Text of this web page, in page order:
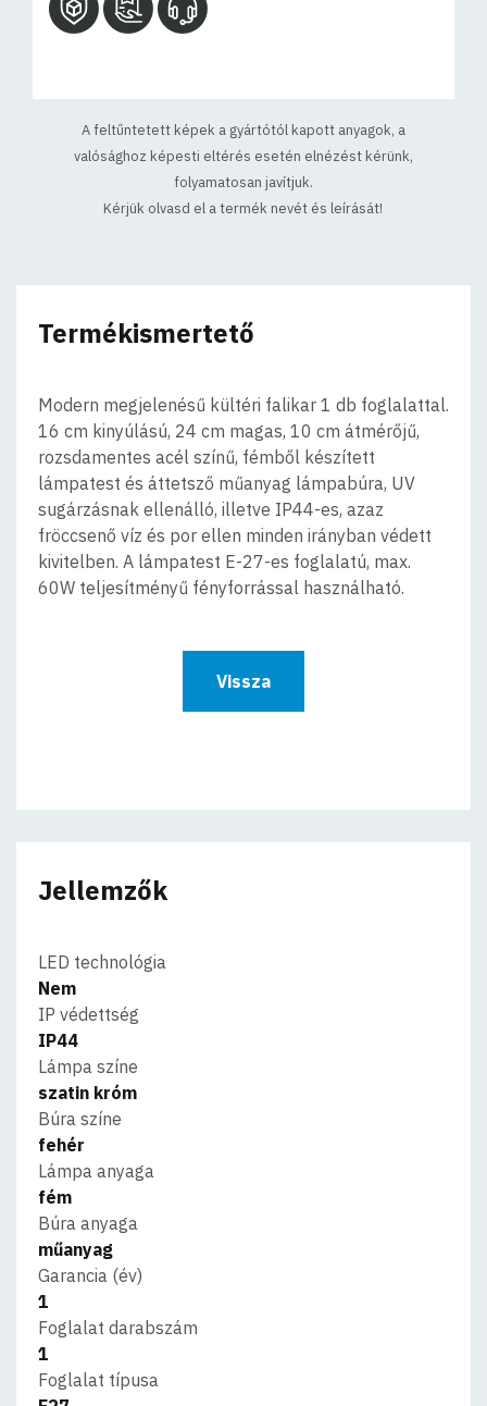
A feltűntetett képek a gyártótól kapott anyagok, a
valósághoz képesti eltérés esetén elnézést kérünk,
folyamatosan javítjuk.
Kérjük olvasd el a termék nevét és leírását!
Termékismertető
Modern megjelenésű kültéri falikar 1 db foglalattal.
16 cm kinyúlású, 24 cm magas, 10 cm átmérőjű,
rozsdamentes acél színű, fémből készített
lámpatest és áttetsző műanyag lámpabúra, UV
sugárzásnak ellenálló, illetve IP44-es, azaz
fröccsenő víz és por ellen minden irányban védett
kivitelben. A lámpatest E-27-es foglalatú, max.
60W teljesítményű fényforrással használható.
Vissza
Jellemzők
LED technológia
Nem
IP védettség
IP44
Lámpa színe
szatin króm
Búra színe
fehér
Lámpa anyaga
fém
Búra anyaga
műanyag
Garancia (év)
1
Foglalat darabszám
1
Foglalat típusa